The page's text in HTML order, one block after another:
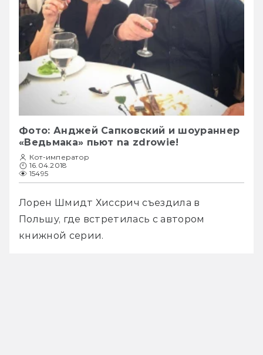
Фото: Анджей Сапковский и шоураннер
«Ведьмака» пьют na zdrowie!
Кот-император
16.04.2018
15495
Лорен Шмидт Хиссрич съездила в
Польшу, где встретилась с автором
книжной серии.